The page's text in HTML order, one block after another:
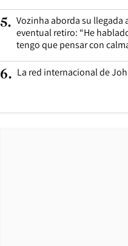
5. Vozinha aborda su llegada
eventual retiro: “He
tengo que pensar con
6. La red internacional de